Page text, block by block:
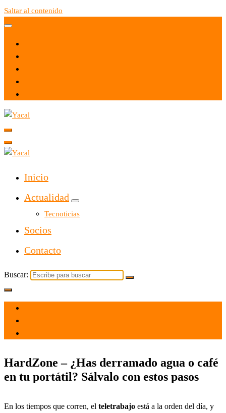
Saltar al contenido
Yacal micro hosting
Inicio
Actualidad
Tecnoticias
Socios
Contacto
Buscar:
HardZone – ¿Has derramado agua o café
en tu portátil? Sálvalo con estos pasos
En los tiempos que corren, el teletrabajo está a la orden del día, y